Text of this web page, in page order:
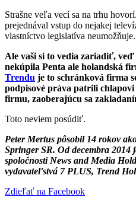
Strašne veľa vecí sa na trhu
prejednával vstup do nejakej
vlastníctvo legislatíva neumožňuje.
Ale vaši si to vedia zariadiť,
nekúpila Penta ale holandská
Trendu je to schránková firma
podpisové práva patrili
firmu, zaoberajúcu sa
Toto neviem posúdiť.
Peter Mertus pôsobil 14 rokov
Springer SR. Od decembra
spoločnosti News and Media
vydavateľstvá 7 PLUS, Trend
Zdieľať na Facebook